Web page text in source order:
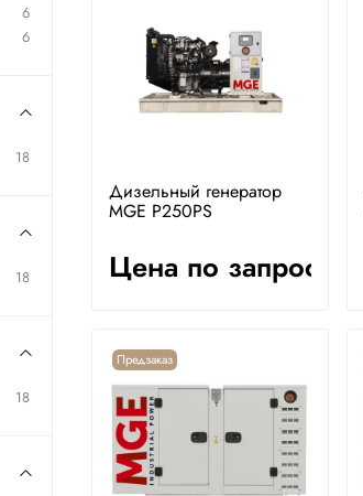
Дизельный генератор
MGE P250PS
Цена по запросу
Предзаказ
6
6
18
18
18